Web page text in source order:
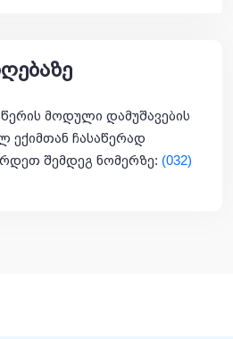
მოდული დამუშავების
ექიმთან ჩასაწერად
შემდეგ ნომერზე: (032)